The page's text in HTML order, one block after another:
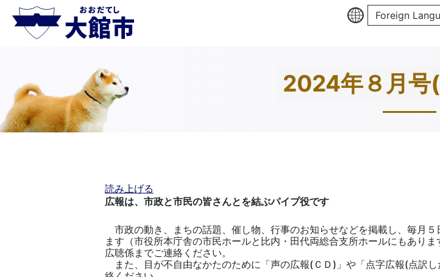
Foreign
2024年８月号
読み上げる
広報は、市政と市民の皆さんとを結ぶパイプ役です
市政の動き、まちの話題、催し物、行事のお知らせなどを掲載し、毎月
ます（市役所本庁舎の市民ホールと比内・田代両総合支所ホールにもあり
広聴係までご連絡ください。
また、目が不自由なかたのために「声の広報(ＣＤ)」や「点字広報(点訳